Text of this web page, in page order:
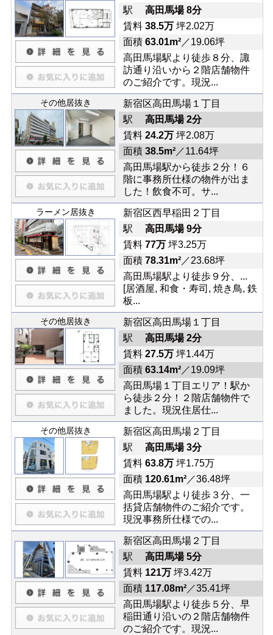
駅 高田馬場 8分
賃料 38.5万坪2.02万
面積 63.01m²／19.06坪
高田馬場駅より徒歩８分、諏
訪通り沿いから２階店舗物件
のご紹介です。現況...
その他居抜き
新宿区高田馬場１丁目
駅 高田馬場 2分
賃料 24.2万坪2.08万
面積 38.5m²／11.64坪
高田馬場駅から徒歩２分！６
階に事務所仕様の物件が出ま
した！飲食不可。サ...
ラーメン居抜き
新宿区西早稲田２丁目
駅 高田馬場 9分
賃料 77万坪3.25万
面積 78.31m²／23.68坪
高田馬場駅より徒歩９分、...
[居酒屋, 和食・寿司, 焼き鳥, 鉄
板...
その他居抜き
新宿区高田馬場１丁目
駅 高田馬場 2分
賃料 27.5万坪1.44万
面積 63.14m²／19.09坪
高田馬場１丁目エリア！駅か
ら徒歩２分！２階店舗物件で
ました。現況住居仕...
その他居抜き
新宿区高田馬場２丁目
駅 高田馬場 3分
賃料 63.8万坪1.75万
面積 120.61m²／36.48坪
高田馬場駅より徒歩３分、一
括貸店舗物件のご紹介です。
現況事務所仕様での...
新宿区高田馬場２丁目
駅 高田馬場 5分
賃料 121万坪3.42万
面積 117.08m²／35.41坪
高田馬場駅より徒歩５分、早
稲田通り沿いの２階店舗物件
のご紹介です。現況...